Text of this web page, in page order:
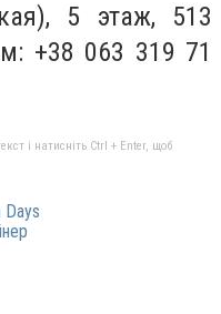
5 этаж, 513
+38 063 319 71
і натисніть Ctrl + Enter, щоб
Days